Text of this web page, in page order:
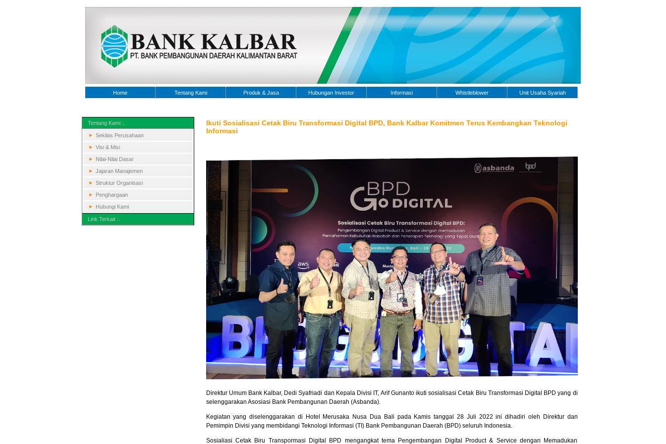
Home Tentang Kami Produk & Jasa Hubungan Investor Informasi Whistleblower Unit Usaha Syariah
Tentang Kami :.
Sekilas Perusahaan
Visi & Misi
Nilai-Nilai Dasar
Jajaran Manajemen
Struktur Organisasi
Penghargaan
Hubungi Kami
Link Terkait :.
Ikuti Sosialisasi Cetak Biru Transformasi Digital BPD, Bank Kalbar Komitmen Terus Kembangkan Teknologi
Informasi
Direktur Umum Bank Kalbar, Dedi Syafriadi dan Kepala Divisi IT, Arif Gunanto ikuti sosialisasi Cetak Biru Transformasi Digital BPD yang di
selenggarakan Asosiasi Bank Pembangunan Daerah (Asbanda).
Kegiatan yang diselenggarakan di Hotel Merusaka Nusa Dua Bali pada Kamis tanggal 28 Juli 2022 ini dihadiri oleh Direktur dan
Pemimpin Divisi yang membidangi Teknologi Informasi (TI) Bank Pembangunan Daerah (BPD) seluruh Indonesia.
Sosialiasi Cetak Biru Transpormasi Digital BPD mengangkat tema Pengembangan Digital Product & Service dengan Memadukan